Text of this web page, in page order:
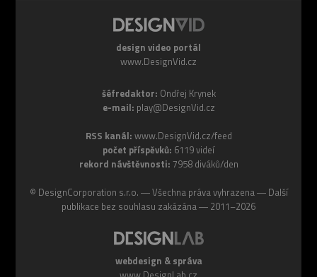
design video portál
www.DesignVid.cz
šéfredaktor: Ondřej Krynek
e-mail: play@DesignVid.cz
RSS kanál: www.DesignVid.cz/feed
počet příspěvků: 6119 videí
rekord návštěvnosti: 7958 diváků/den
© DesignCorporation s.r.o. ― Všechna práva vyhrazena ― Další
publikace bez souhlasu zakázána ― 2011–2026
webdesign & správa